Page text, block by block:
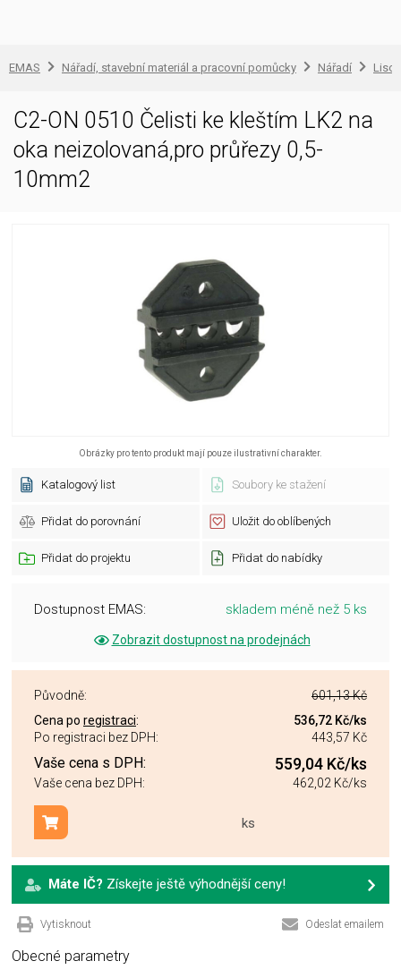
EMAS Nářadí, stavební materiál a pracovní pomůcky Nářadí
C2-ON 0510 Čelisti ke kleštím LK2 na
oka neizolovaná,pro průřezy 0,5-
10mm2
Obrázky pro tento produkt mají pouze ilustrativní charakter.
Katalogový list Soubory ke stažení
Přidat do porovnání Uložit do oblíbených
Přidat do projektu Přidat do nabídky
Dostupnost EMAS: skladem méně než 5 ks
Zobrazit dostupnost na prodejnách
Původně:
601,13 Kč
Cena po registraci: 536,72 Kč/ks
Po registraci bez DPH:
443,57 Kč
Vaše cena s DPH: 559,04 Kč/ks
Vaše cena bez DPH: 462,02 Kč/ks
ks
Přidat do košíku
Máte IČ? Získejte ještě výhodnější ceny!
Vytisknout Odeslat emailem
Obecné parametry